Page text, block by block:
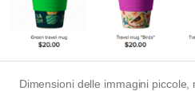
Dimensioni delle immagini